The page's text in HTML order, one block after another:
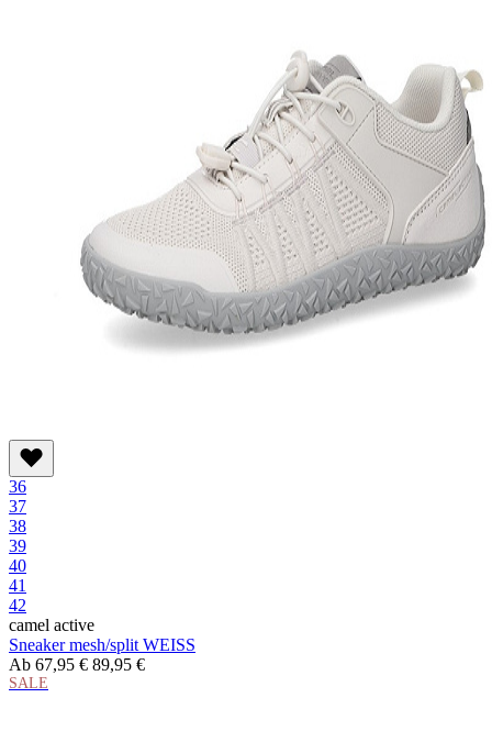
36
37
38
39
40
41
42
camel active
Sneaker mesh/split WEISS
Ab 67,95 € 89,95 €
SALE